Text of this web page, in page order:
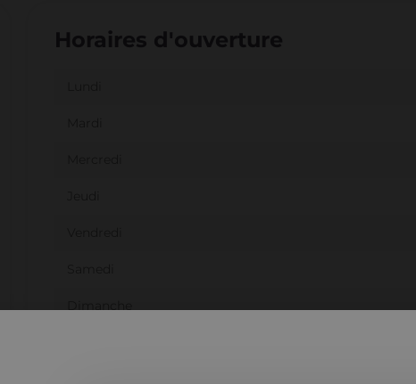
Horaires d'ouverture